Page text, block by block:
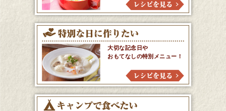
大切な記念日や
おもてなしの特別メニュー！